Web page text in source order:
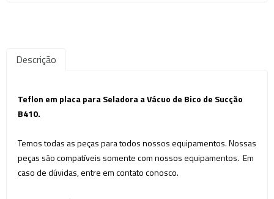
Descrição
Teflon em placa para Seladora a Vácuo de Bico de Sucção
B410.
Temos todas as peças para todos nossos equipamentos. Nossas
peças são compatíveis somente com nossos equipamentos. Em
caso de dúvidas, entre em contato conosco.